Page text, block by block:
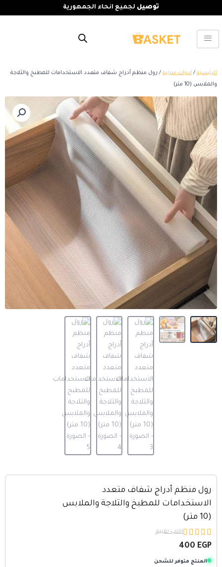
توصيل لجميع انحاء الجمهورية
الرئيسية / ادوات منزلية / رول منظم أدراج شفاف متعدد الاستخدامات للمطبخ والثلاجة
والملابس (10 متر)
رول منظم أدراج شفاف متعدد
الاستخدامات للمطبخ والثلاجة والملابس
(10 متر)




اكتب تقييم
400 EGP
المنتج متوفر للشحن